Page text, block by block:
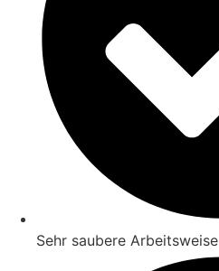
Sehr saubere Arbeitsweise